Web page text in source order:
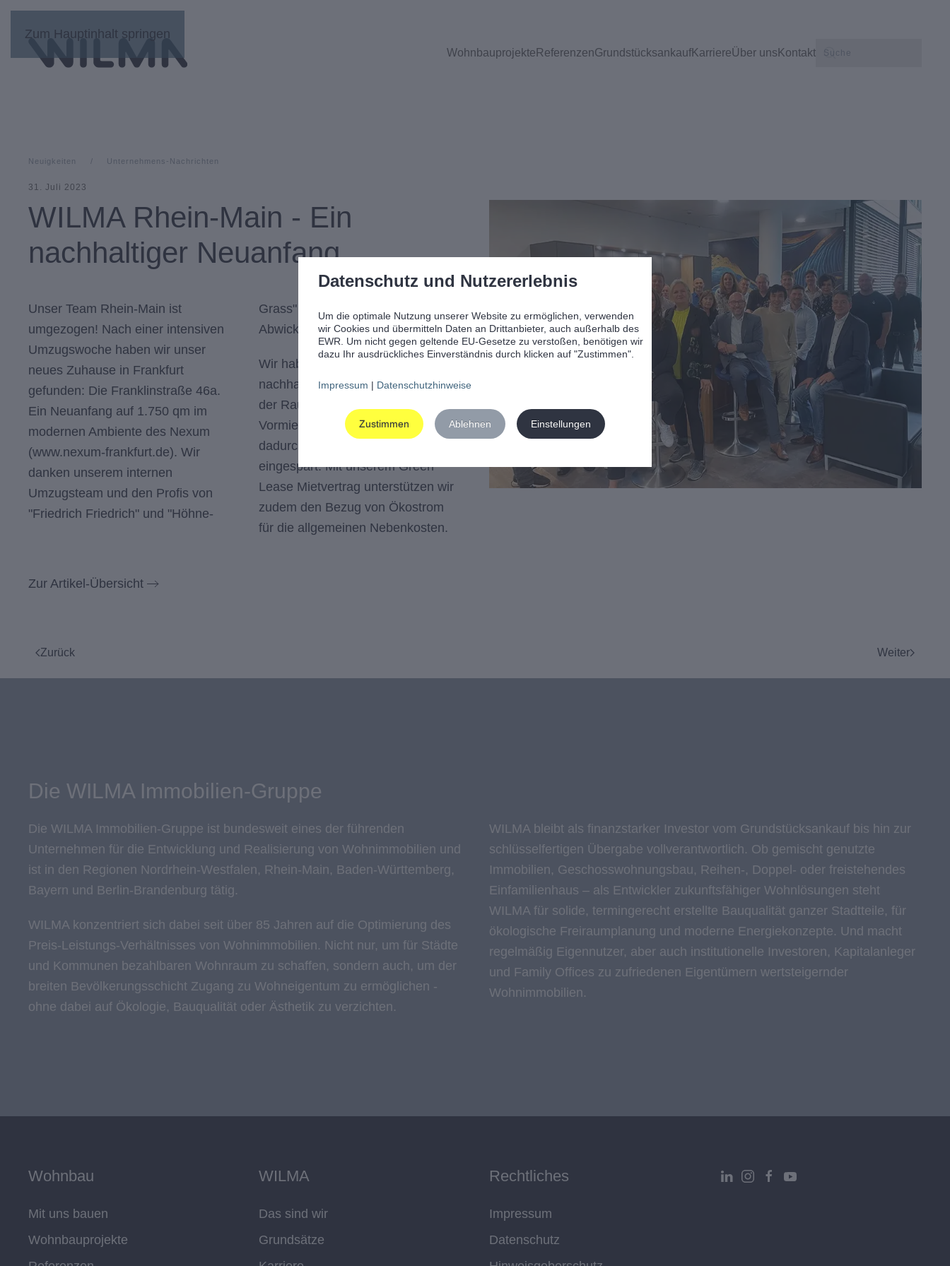
Datenschutz und Nutzererlebnis
Um die optimale Nutzung unserer Website zu ermöglichen, verwenden
wir Cookies und übermitteln Daten an Drittanbieter, auch außerhalb des
EWR. Um nicht gegen geltende EU-Gesetze zu verstoßen, benötigen wir
dazu Ihr ausdrückliches Einverständnis durch klicken auf "Zustimmen".
Impressum | Datenschutzhinweise
Zustimmen Ablehnen Einstellungen
Zum Hauptinhalt springen
Wohnbauprojekte ReferenzenGrundstücksankaufKarriereÜber uns Kontakt
Neuigkeiten Unternehmens-Nachrichten
31. Juli 2023
WILMA Rhein-Main - Ein
nachhaltiger Neuanfang
Unser Team Rhein-Main ist
umgezogen! Nach einer intensiven
Umzugswoche haben wir unser
neues Zuhause in Frankfurt
gefunden: Die Franklinstraße 46a.
Ein Neuanfang auf 1.750 qm im
modernen Ambiente des Nexum
(www.nexum-frankfurt.de). Wir
danken unserem internen
Umzugsteam und den Profis von
"Friedrich Friedrich" und "Höhne-
Grass" für die reibungslose
Abwicklung.
Wir haben den Umzug genutzt, um
nachhaltig zu handeln: Über 70%
der Raumausbauten haben wir vom
Vormieter übernommen und
dadurch rund 270 t CO2
eingespart. Mit unserem Green
Lease Mietvertrag unterstützen wir
zudem den Bezug von Ökostrom
für die allgemeinen Nebenkosten.
Zur Artikel-Übersicht
Zurück Weiter
Die WILMA Immobilien-Gruppe
Die WILMA Immobilien-Gruppe ist bundesweit eines der führenden
Unternehmen für die Entwicklung und Realisierung von Wohnimmobilien und
ist in den Regionen Nordrhein-Westfalen, Rhein-Main, Baden-Württemberg,
Bayern und Berlin-Brandenburg tätig.
WILMA konzentriert sich dabei seit über 85 Jahren auf die Optimierung des
Preis-Leistungs-Verhältnisses von Wohnimmobilien. Nicht nur, um für Städte
und Kommunen bezahlbaren Wohnraum zu schaffen, sondern auch, um der
breiten Bevölkerungsschicht Zugang zu Wohneigentum zu ermöglichen -
ohne dabei auf Ökologie, Bauqualität oder Ästhetik zu verzichten.
WILMA bleibt als finanzstarker Investor vom Grundstücksankauf bis hin zur
schlüsselfertigen Übergabe vollverantwortlich. Ob gemischt genutzte
Immobilien, Geschosswohnungsbau, Reihen-, Doppel- oder freistehendes
Einfamilienhaus – als Entwickler zukunftsfähiger Wohnlösungen steht
WILMA für solide, termingerecht erstellte Bauqualität ganzer Stadtteile, für
ökologische Freiraumplanung und moderne Energiekonzepte. Und macht
regelmäßig Eigennutzer, aber auch institutionelle Investoren, Kapitalanleger
und Family Offices zu zufriedenen Eigentümern wertsteigernder
Wohnimmobilien.
Wohnbau
Mit uns bauen
Wohnbauprojekte
WILMA
Das sind wir
Grundsätze
Rechtliches
Impressum
Datenschutz